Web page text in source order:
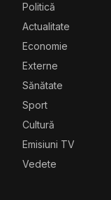
Politică
Actualitate
Economie
Externe
Sănătate
Sport
Cultură
Emisiuni TV
Vedete